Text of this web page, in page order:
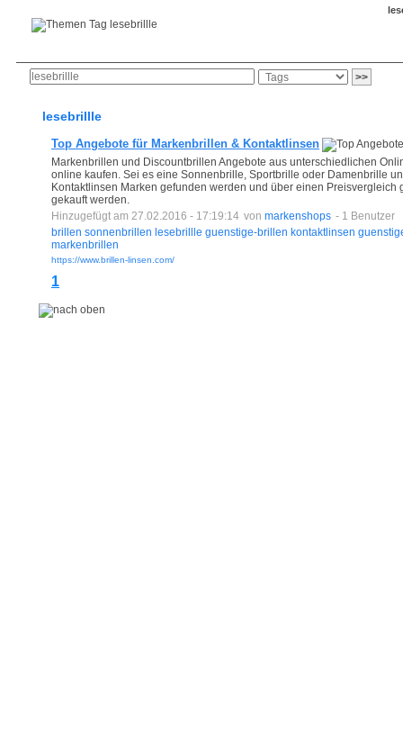
lesebrillle
Top Angebote für Markenbrillen & Kontaktlinsen
Markenbrillen und Discountbrillen Angebote aus unterschiedlichen
online kaufen. Sei es eine Sonnenbrille, Sportbrille oder Damenbrille
Kontaktlinsen Marken gefunden werden und über einen Preisvergleich
gekauft werden.
Hinzugefügt am 27.02.2016 - 17:19:14 von markenshops - 1 Benutzer
brillen sonnenbrillen lesebrillle guenstige-brillen kontaktlinsen
markenbrillen
https://www.brillen-linsen.com/
1